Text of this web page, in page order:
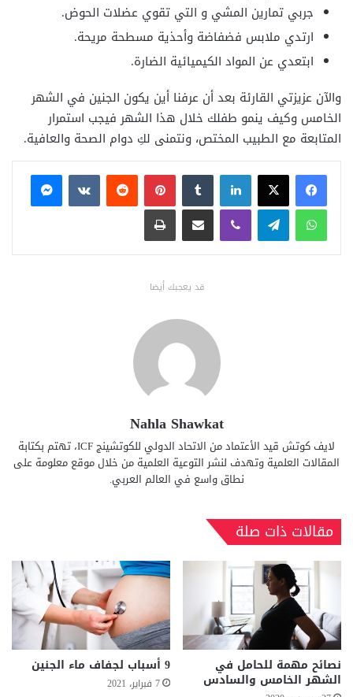
جربي تمارين المشي و التي تقوي عضلات الحوض.
ارتدي ملابس فضفاضة وأحذية مسطحة مريحة.
ابتعدي عن المواد الكيميائية الضارة.
والآن عزيزتي القارئة بعد أن عرفنا أين يكون الجنين في الشهر
الخامس وكيف ينمو طفلك خلال هذا الشهر فيجب استمرار
المتابعة مع الطبيب المختص، ونتمنى لكِ دوام الصحة والعافية.
فيسبوكX لينكدإن بينتيريست
ماسنجر
واتساب تيلقرام ڤايبر مشاركة عبر البريد طباعة
قد يعجبك أيضا
Nahla Shawkat
لايف كوتش قيد الأعتماد من الاتحاد الدولي للكوتشينج ICF، تهتم بكتابة
المقالات العلمية وتهدف لنشر التوعية العلمية من خلال موقع معلومة على
نطاق واسع في العالم العربي.
مقالات ذات صلة
نصائح مهمة للحامل في
الشهر الخامس والسادس
9 أسباب لجفاف ماء الجنين
7 فبراير، 2021